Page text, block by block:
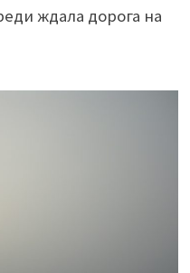
ждала дорога на